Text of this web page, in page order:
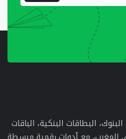
البطاقات البنكية، الباقات